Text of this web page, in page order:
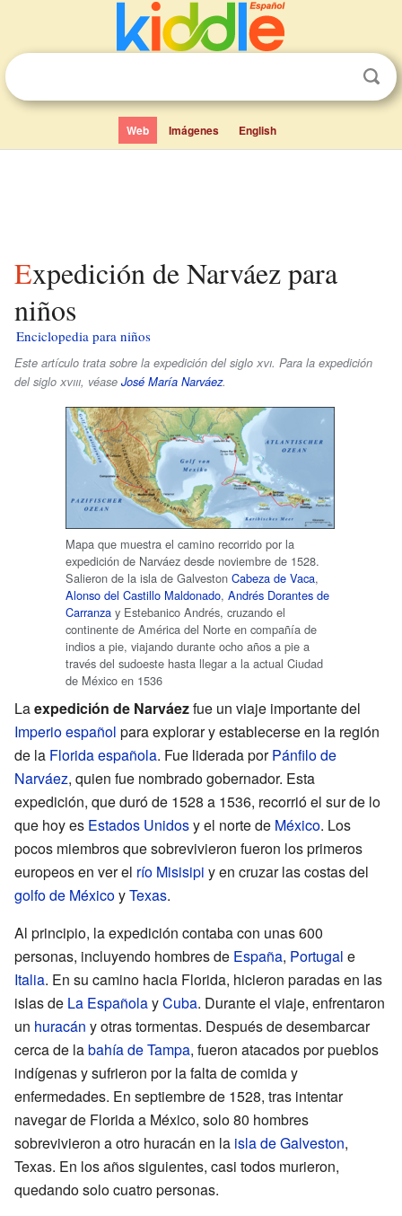
Web Imágenes English
Expedición de Narváez para
niños
Enciclopedia para niños
Este artículo trata sobre la expedición del siglo xvi. Para la expedición
del siglo xviii, véase José María Narváez.
Mapa que muestra el camino recorrido por la
expedición de Narváez desde noviembre de 1528.
Salieron de la isla de Galveston Cabeza de Vaca,
Alonso del Castillo Maldonado, Andrés Dorantes de
Carranza y Estebanico Andrés, cruzando el
continente de América del Norte en compañía de
indios a pie, viajando durante ocho años a pie a
través del sudoeste hasta llegar a la actual Ciudad
de México en 1536
Laexpedición de Narváezfue un viaje importante del
Imperio español para explorar y establecerse en la región
de la Florida española. Fue liderada porPánfilo de
Narváez, quien fue nombrado gobernador. Esta
expedición, que duró de 1528 a 1536, recorrió el sur de lo
que hoy es Estados Unidosy el norte de México. Los
pocos miembros que sobrevivieron fueron los primeros
europeos en ver el río Misisipi y en cruzar las costas del
golfo de MéxicoyTexas.
Al principio, la expedición contaba con unas 600
personas, incluyendo hombres de España, Portugal e
Italia. En su camino hacia Florida, hicieron paradas en las
islas de La EspañolayCuba. Durante el viaje, enfrentaron
un huracán y otras tormentas. Después de desembarcar
cerca de labahía de Tampa, fueron atacados por pueblos
indígenas y sufrieron por la falta de comida y
enfermedades. En septiembre de 1528, tras intentar
navegar de Florida a México, solo 80 hombres
sobrevivieron a otro huracán en la isla de Galveston,
Texas. En los años siguientes, casi todos murieron,
quedando solo cuatro personas.